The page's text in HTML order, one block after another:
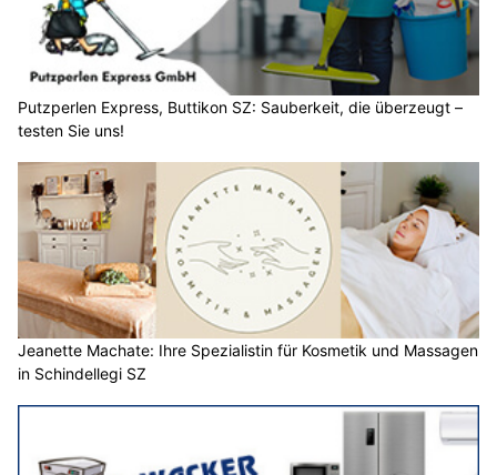
Putzperlen Express, Buttikon SZ: Sauberkeit, die überzeugt –
testen Sie uns!
Jeanette Machate: Ihre Spezialistin für Kosmetik und Massagen
in Schindellegi SZ